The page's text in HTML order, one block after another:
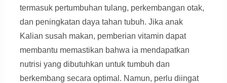
termasuk pertumbuhan tulang, perkembangan otak,
dan peningkatan daya tahan tubuh. Jika anak
Kalian susah makan, pemberian vitamin dapat
membantu memastikan bahwa ia mendapatkan
nutrisi yang dibutuhkan untuk tumbuh dan
berkembang secara optimal. Namun, perlu diingat